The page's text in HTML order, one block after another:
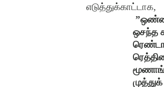
எடுத்துக்காட்டாக,
”
ஒசந்த
மூணாங்